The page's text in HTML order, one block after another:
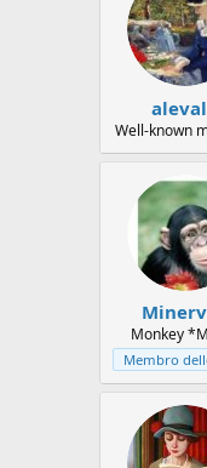
Well-known
Monkey
Membro